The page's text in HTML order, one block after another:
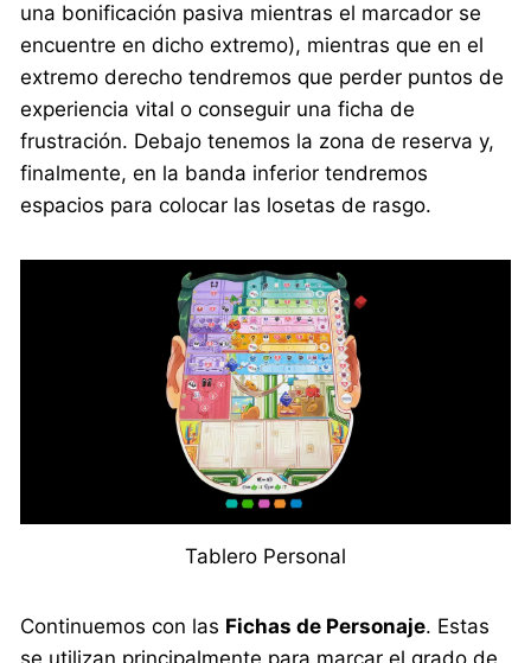
una bonificación pasiva mientras el marcador se
encuentre en dicho extremo), mientras que en el
extremo derecho tendremos que perder puntos de
experiencia vital o conseguir una ficha de
frustración. Debajo tenemos la zona de reserva y,
finalmente, en la banda inferior tendremos
espacios para colocar las losetas de rasgo.
Tablero Personal
Continuemos con las Fichas de Personaje. Estas
se utilizan principalmente para marcar el grado de